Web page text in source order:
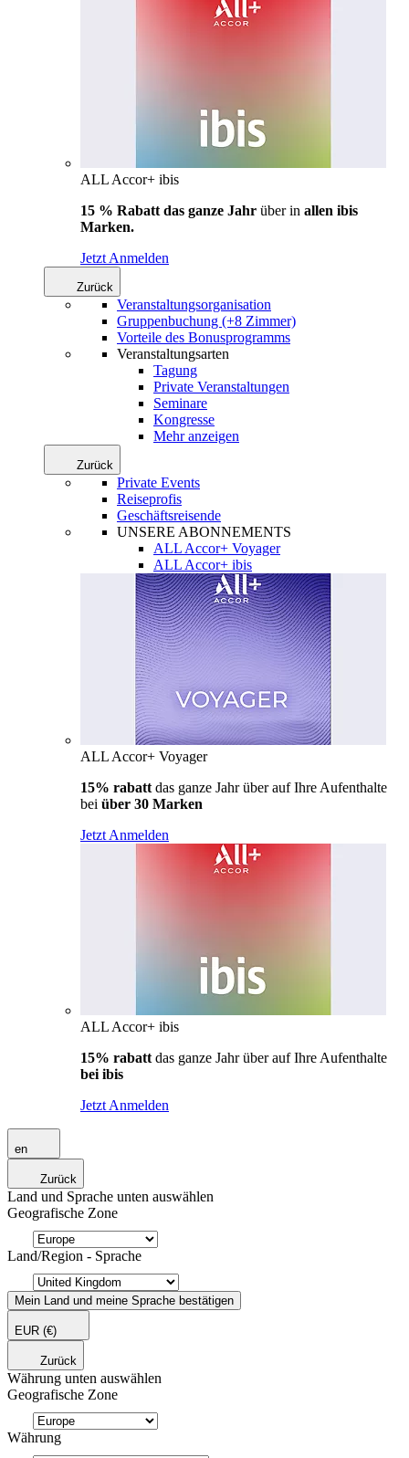
ALL Accor+ ibis
15 % Rabatt das ganze Jahr über in allen ibis
Marken.
Jetzt Anmelden
Zurück
Veranstaltungsorganisation
Gruppenbuchung (+8 Zimmer)
Vorteile des Bonusprogramms
Veranstaltungsarten
Tagung
Private Veranstaltungen
Seminare
Kongresse
Mehr anzeigen
Zurück
Private Events
Reiseprofis
Geschäftsreisende
UNSERE ABONNEMENTS
ALL Accor+ Voyager
ALL Accor+ ibis
ALL Accor+ Voyager
15% rabatt das ganze Jahr über auf Ihre Aufenthalte
bei über 30 Marken
Jetzt Anmelden
ALL Accor+ ibis
15% rabatt das ganze Jahr über auf Ihre Aufenthalte
bei ibis
Jetzt Anmelden
en
Zurück
Land und Sprache unten auswählen
Geografische Zone
Land/Region - Sprache
Mein Land und meine Sprache bestätigen
EUR (€)
Zurück
Währung unten auswählen
Geografische Zone
Währung